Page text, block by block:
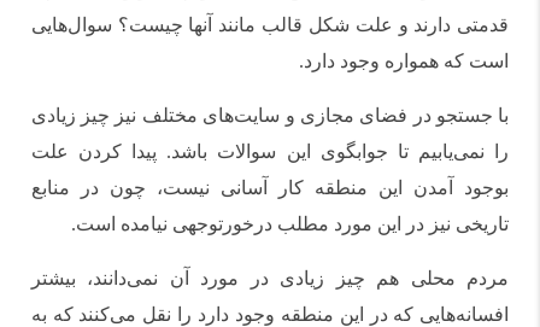
قدمتی دارند و علت شکل قالب مانند آنها چیست؟ سوال‌هایی
است که همواره وجود دارد.
با جستجو در فضای مجازی و سایت‌های مختلف نیز چیز زیادی
را نمی‌یابیم تا جوابگوی این سوالات باشد. پیدا کردن علت
بوجود آمدن این منطقه کار آسانی نیست، چون در منابع
تاریخی نیز در این مورد مطلب درخورتوجهی نیامده است.
مردم محلی هم چیز زیادی در مورد آن نمی‌دانند، بیشتر
افسانه‌هایی که در این منطقه وجود دارد را نقل می‌کنند که به